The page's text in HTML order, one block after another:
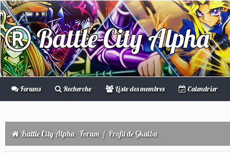
Battle City Alpha
Forums Recherche Liste des membres Calendrier
Battle City Alpha - Forum / Profil de Gkaiba